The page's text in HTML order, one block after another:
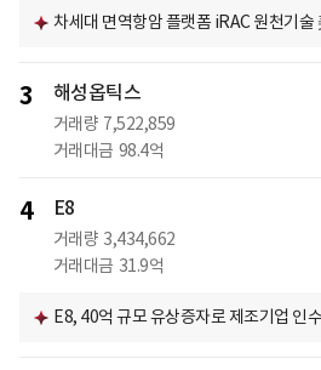
차세대 면역항암 플랫폼 iRAC 원천기술
3 해성옵틱스
거래량 7,522,859
거래대금 98.4억
4 E8
거래량 3,434,662
거래대금 31.9억
E8, 40억 규모 유상증자로 제조기업 인